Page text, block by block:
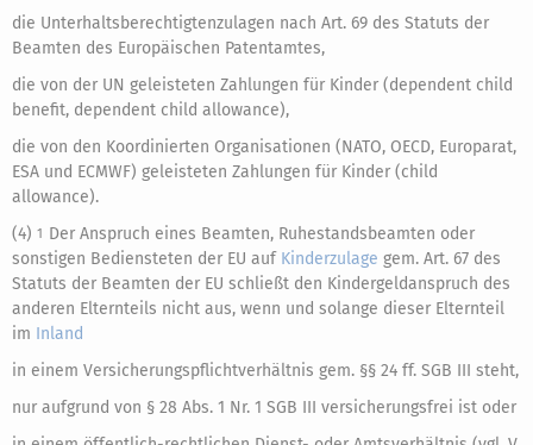
die Unterhaltsberechtigtenzulagen nach Art. 69 des Statuts der
Beamten des Europäischen Patentamtes,
die von der UN geleisteten Zahlungen für Kinder (dependent child
benefit, dependent child allowance),
die von den Koordinierten Organisationen (NATO, OECD, Europarat,
ESA und ECMWF) geleisteten Zahlungen für Kinder (child
allowance).
(4) 1 Der Anspruch eines Beamten, Ruhestandsbeamten oder
sonstigen Bediensteten der EU auf Kinderzulage gem. Art. 67 des
Statuts der Beamten der EU schließt den Kindergeldanspruch des
anderen Elternteils nicht aus, wenn und solange dieser Elternteil
im Inland
in einem Versicherungspflichtverhältnis gem. §§ 24 ff. SGB III steht,
nur aufgrund von § 28 Abs. 1 Nr. 1 SGB III versicherungsfrei ist oder